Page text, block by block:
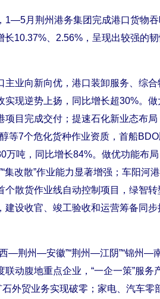
月荆州港务集团完成港口货物吞
10.37%、2.56%，呈现出较强的
业向新向优，港口装卸服务、综合
现逆势上扬，同比增长超30%。
目完成交付；提速石化新业态布
等7个危化货种作业资质，首船
吨，同比增长84%。做优功能布局
集改散”作业能力显著增强；车阳河
个散货作业线自动控制项目，绿智
设收官、竣工验收和运营筹备同
荆州—安徽”“荆州—江阴”“锦州—
动腹地重点企业，“一企一策”服务
外贸业务实现破零；家电、汽车零